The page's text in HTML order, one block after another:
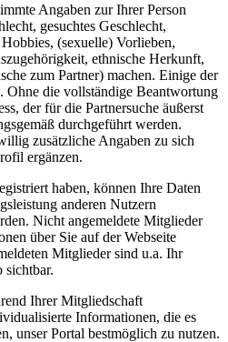
Angaben zur Ihrer Person
gesuchtes Geschlecht,
(sexuelle) Vorlieben,
ethnische Herkunft,
zum Partner) machen. Einige der
die vollständige Beantwortung
der für die Partnersuche äußerst
durchgeführt werden.
zusätzliche Angaben zu sich
ergänzen.
haben, können Ihre Daten
anderen Nutzern
Nicht angemeldete Mitglieder
über Sie auf der Webseite
Mitglieder sind u.a. Ihr
sichtbar.
Ihrer Mitgliedschaft
Informationen, die es
unser Portal bestmöglich zu nutzen.